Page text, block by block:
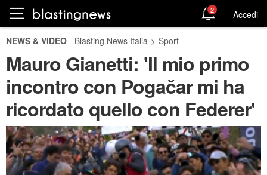
2 Accedi
NEWS & VIDEO Blasting News Italia > Sport
Mauro Gianetti: 'Il mio primo
incontro con Pogačar mi ha
ricordato quello con Federer'